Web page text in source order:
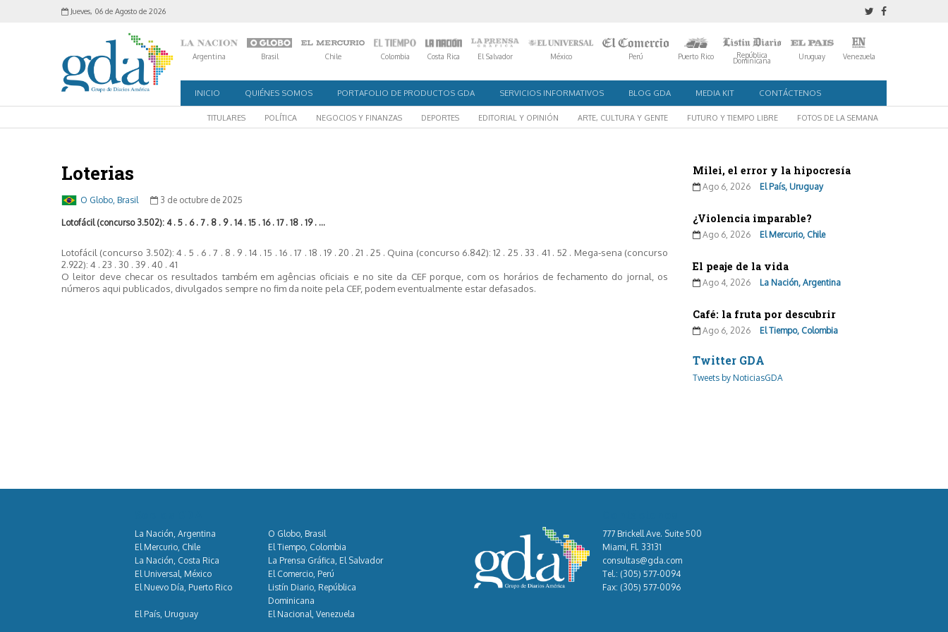
Jueves, 06 de Agosto de 2026
Argentina Brasil Chile Colombia Costa Rica El Salvador México Perú Puerto Rico República
Dominicana Uruguay Venezuela
INICIO QUIÉNES SOMOS PORTAFOLIO DE PRODUCTOS GDA SERVICIOS INFORMATIVOS BLOG GDA MEDIA KIT CONTÁCTENOS
TITULARES POLÍTICA NEGOCIOS Y FINANZAS DEPORTES EDITORIAL Y OPINIÓN ARTE, CULTURA Y GENTE FUTURO Y TIEMPO LIBRE FOTOS DE LA SEMANA
Loterias
O Globo, Brasil 3 de octubre de 2025
Lotofácil (concurso 3.502): 4 . 5 . 6 . 7 . 8 . 9 . 14 . 15 . 16 . 17 . 18 . 19 . ...
Lotofácil (concurso 3.502): 4 . 5 . 6 . 7 . 8 . 9 . 14 . 15 . 16 . 17 . 18 . 19 . 20 . 21 . 25 . Quina (concurso 6.842): 12 . 25 . 33 . 41 . 52 . Mega-sena (concurso
2.922): 4 . 23 . 30 . 39 . 40 . 41
O leitor deve checar os resultados também em agências oficiais e no site da CEF porque, com os horários de fechamento do jornal, os
números aqui publicados, divulgados sempre no fim da noite pela CEF, podem eventualmente estar defasados.
Milei, el error y la hipocresía
Ago 6, 2026 El País, Uruguay
¿Violencia imparable?
Ago 6, 2026 El Mercurio, Chile
El peaje de la vida
Ago 4, 2026 La Nación, Argentina
Café: la fruta por descubrir
Ago 6, 2026 El Tiempo, Colombia
Twitter GDA
Tweets by NoticiasGDA
La Nación, Argentina
O Globo, Brasil
El Mercurio, Chile
El Tiempo, Colombia
La Nación, Costa Rica
La Prensa Gráfica, El Salvador
El Universal, México
El Comercio, Perú
El Nuevo Día, Puerto Rico
Listín Diario, República
Dominicana
El País, Uruguay
El Nacional, Venezuela
777 Brickell Ave. Suite 500
Miami, Fl. 33131
consultas@gda.com
Tel.: (305) 577-0094
Fax: (305) 577-0096